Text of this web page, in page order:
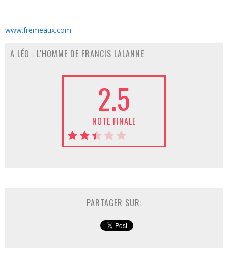
www.fremeaux.com
A LÉO : L'HOMME DE FRANCIS LALANNE
2.5
NOTE FINALE
PARTAGER SUR: